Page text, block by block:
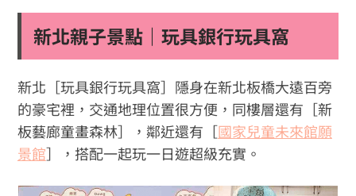
新北親子景點｜玩具銀行玩具窩
新北［玩具銀行玩具窩］隱身在新北板橋大遠百旁
的豪宅裡，交通地理位置很方便，同樓層還有［新
板藝廊童畫森林］，鄰近還有［國家兒童未來館願
景館］，搭配一起玩一日遊超級充實。